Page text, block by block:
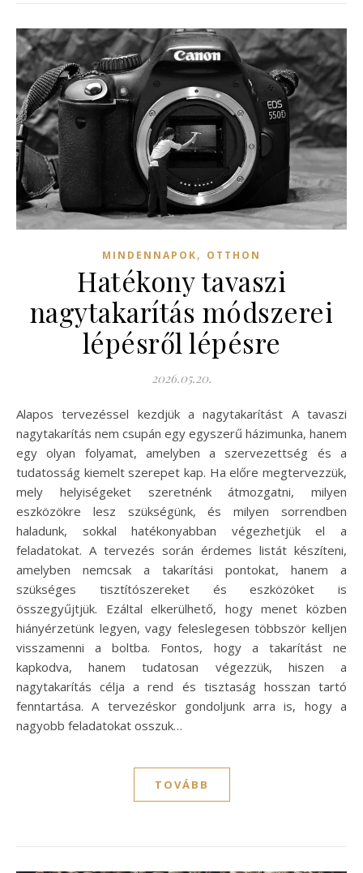
MINDENNAPOK, OTTHON
Hatékony tavaszi
nagytakarítás módszerei
lépésről lépésre
2026.05.20.
Alapos tervezéssel kezdjük a nagytakarítást A tavaszi
nagytakarítás nem csupán egy egyszerű házimunka, hanem
egy olyan folyamat, amelyben a szervezettség és a
tudatosság kiemelt szerepet kap. Ha előre megtervezzük,
mely helyiségeket szeretnénk átmozgatni, milyen
eszközökre lesz szükségünk, és milyen sorrendben
haladunk, sokkal hatékonyabban végezhetjük el a
feladatokat. A tervezés során érdemes listát készíteni,
amelyben nemcsak a takarítási pontokat, hanem a
szükséges tisztítószereket és eszközöket is
összegyűjtjük. Ezáltal elkerülhető, hogy menet közben
hiányérzetünk legyen, vagy feleslegesen többször kelljen
visszamenni a boltba. Fontos, hogy a takarítást ne
kapkodva, hanem tudatosan végezzük, hiszen a
nagytakarítás célja a rend és tisztaság hosszan tartó
fenntartása. A tervezéskor gondoljunk arra is, hogy a
nagyobb feladatokat osszuk…
TOVÁBB